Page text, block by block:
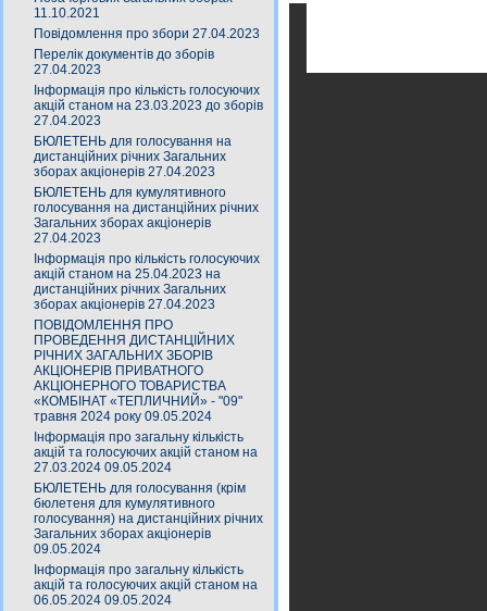
11.10.2021
Повідомлення про збори 27.04.2023
Перелік документів до зборів
27.04.2023
Інформація про кількість голосуючих
акцій станом на 23.03.2023 до зборів
27.04.2023
БЮЛЕТЕНЬ для голосування на
дистанційних річних Загальних
зборах акціонерів 27.04.2023
БЮЛЕТЕНЬ для кумулятивного
голосування на дистанційних річних
Загальних зборах акціонерів
27.04.2023
Інформація про кількість голосуючих
акцій станом на 25.04.2023 на
дистанційних річних Загальних
зборах акціонерів 27.04.2023
ПОВІДОМЛЕННЯ ПРО
ПРОВЕДЕННЯ ДИСТАНЦІЙНИХ
РІЧНИХ ЗАГАЛЬНИХ ЗБОРІВ
АКЦІОНЕРІВ ПРИВАТНОГО
АКЦІОНЕРНОГО ТОВАРИСТВА
«КОМБІНАТ «ТЕПЛИЧНИЙ» - "09"
травня 2024 року 09.05.2024
Інформація про загальну кількість
акцій та голосуючих акцій станом на
27.03.2024 09.05.2024
БЮЛЕТЕНЬ для голосування (крім
бюлетеня для кумулятивного
голосування) на дистанційних річних
Загальних зборах акціонерів
09.05.2024
Інформація про загальну кількість
акцій та голосуючих акцій станом на
06.05.2024 09.05.2024